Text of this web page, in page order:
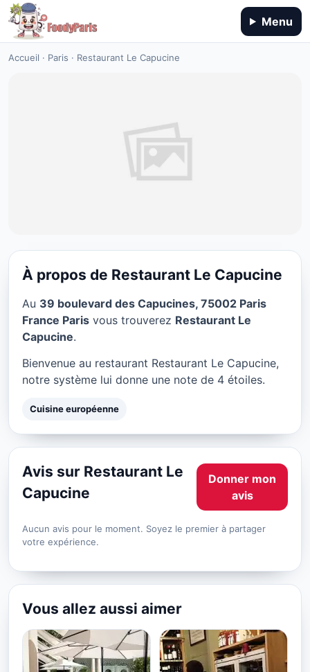
Menu
Accueil · Paris · Restaurant Le Capucine
Restaurant Le Capucine à
Paris
★ 4/5
À propos de Restaurant Le Capucine
Au 39 boulevard des Capucines, 75002 Paris
France Paris vous trouverez Restaurant Le
Capucine.
Bienvenue au restaurant Restaurant Le Capucine,
notre système lui donne une note de 4 étoiles.
Cuisine européenne
Avis sur Restaurant Le
Capucine
Donner mon
avis
Aucun avis pour le moment. Soyez le premier à partager
votre expérience.
Vous allez aussi aimer